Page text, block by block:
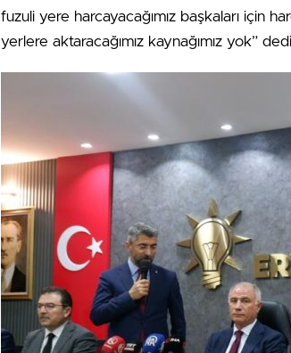
fuzuli yere harcayacağımız başkaları için
yerlere aktaracağımız kaynağımız yok”